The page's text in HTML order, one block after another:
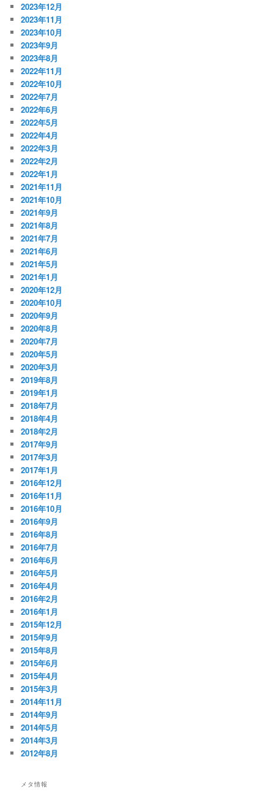
2023年12月
2023年11月
2023年10月
2023年9月
2023年8月
2022年11月
2022年10月
2022年7月
2022年6月
2022年5月
2022年4月
2022年3月
2022年2月
2022年1月
2021年11月
2021年10月
2021年9月
2021年8月
2021年7月
2021年6月
2021年5月
2021年1月
2020年12月
2020年10月
2020年9月
2020年8月
2020年7月
2020年5月
2020年3月
2019年8月
2019年1月
2018年7月
2018年4月
2018年2月
2017年9月
2017年3月
2017年1月
2016年12月
2016年11月
2016年10月
2016年9月
2016年8月
2016年7月
2016年6月
2016年5月
2016年4月
2016年2月
2016年1月
2015年12月
2015年9月
2015年8月
2015年6月
2015年4月
2015年3月
2014年11月
2014年9月
2014年5月
2014年3月
2012年8月
メタ情報